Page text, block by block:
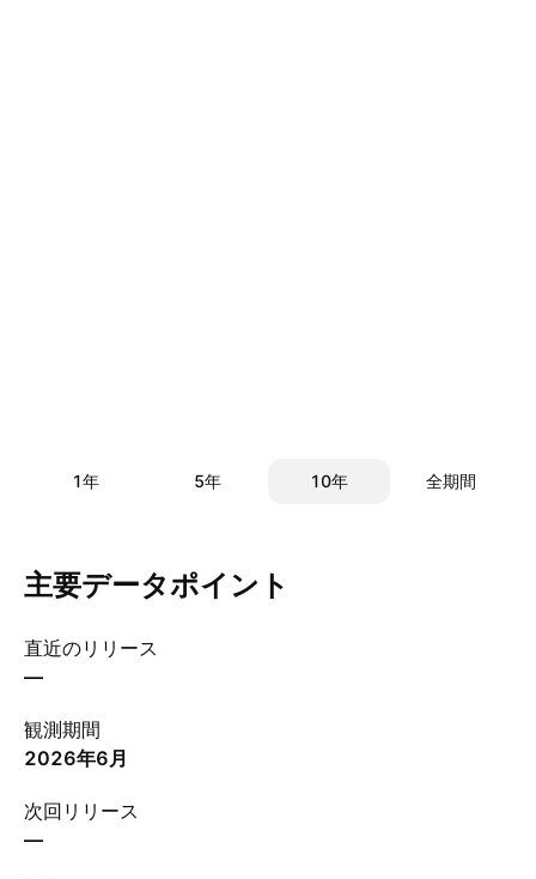
1年 5年 10年 全期間
主要データポイント
直近のリリース
—
観測期間
2026年6月
次回リリース
—